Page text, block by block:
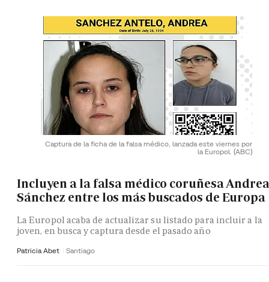
Captura de la ficha de la falsa médico, lanzada este viernes por
la Europol. (ABC)
Incluyen a la falsa médico coruñesa Andrea
Sánchez entre los más buscados de Europa
La Europol acaba de actualizar su listado para incluir a la
joven, en busca y captura desde el pasado año
Patricia Abet Santiago